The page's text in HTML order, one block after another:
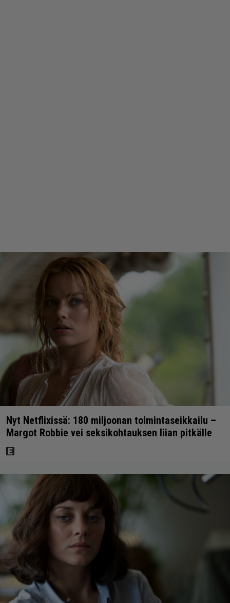
Nyt Netflixissä: 180 miljoonan toimintaseikkailu –
Margot Robbie vei seksikohtauksen liian pitkälle